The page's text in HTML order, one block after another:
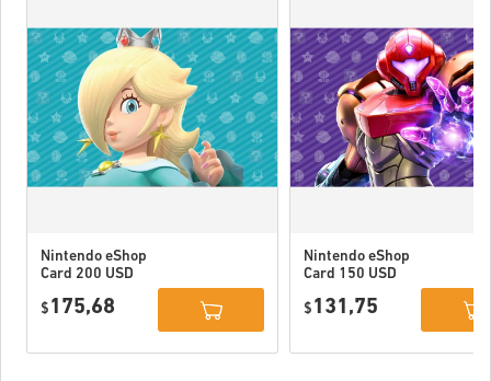
Nintendo eShop
Card 200 USD
$ 175,68
Nintendo eShop
Card 150 USD
$ 131,75